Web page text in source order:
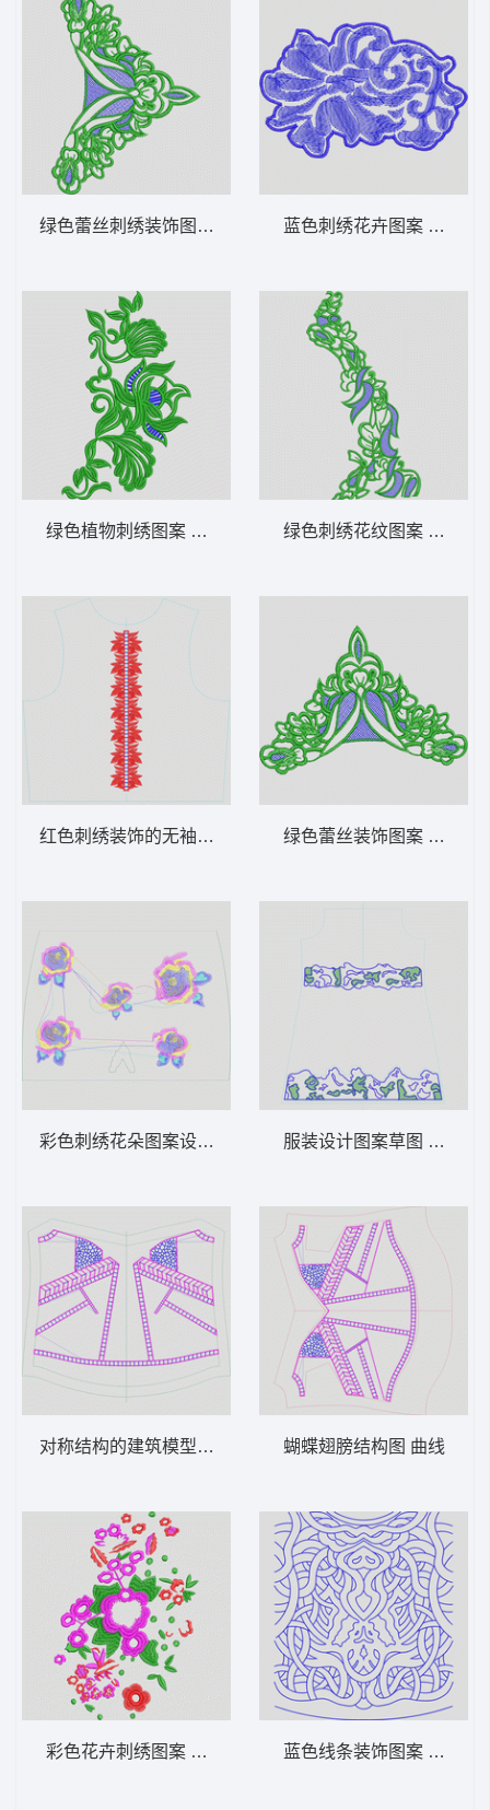
绿色蕾丝刺绣装饰图案 内衣 曲线
绿色植物刺绣图案 曲线
红色刺绣装饰的无袖上衣设计图 条码
彩色刺绣花朵图案设计图 花朵
对称结构的建筑模型图 裙 曲线
彩色花卉刺绣图案 花朵
蓝色刺绣花卉图案 曲线
绿色刺绣花纹图案 曲线
绿色蕾丝装饰图案 曲线
服装设计图案草图 条码
蝴蝶翅膀结构图 曲线
蓝色线条装饰图案 曲线